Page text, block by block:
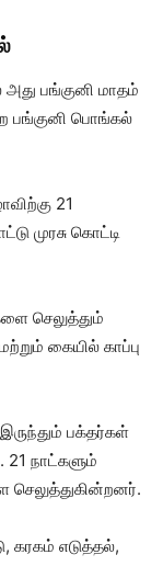
அது பங்குனி மாதம்
பங்குனி பொங்கல்
21
முரசு கொட்டி
செலுத்தும்
கையில் காப்பு
பக்தர்கள்
நாட்களும்
செலுத்துகின்றனர்.
கரகம் எடுத்தல்,